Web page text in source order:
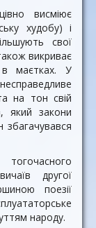
висміює
худобу) і
свої
викриває
в маєтках. У
на тон свій
закони
збагачувався
другої
поезії
народу.